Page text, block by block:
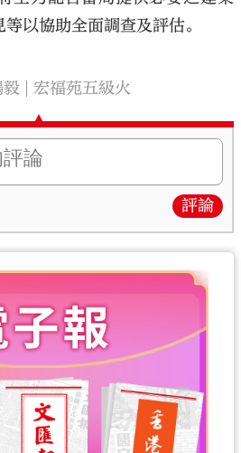
以協助全面調查及評估。
毅 宏福苑五級火
評論